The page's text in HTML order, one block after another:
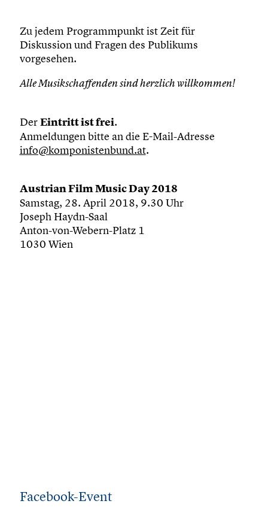
Zu jedem Programmpunkt ist Zeit für
Diskussion und Fragen des Publikums
vorgesehen.
Alle Musikschaffenden sind herzlich willkommen!
DerEintritt ist frei.
Anmeldungen bitte an die E-Mail-Adresse
info@komponistenbund.at.
Austrian Film Music Day 2018
Samstag, 28. April 2018, 9.30 Uhr
Joseph Haydn-Saal
Anton-von-Webern-Platz 1
1030 Wien
Facebook-Event